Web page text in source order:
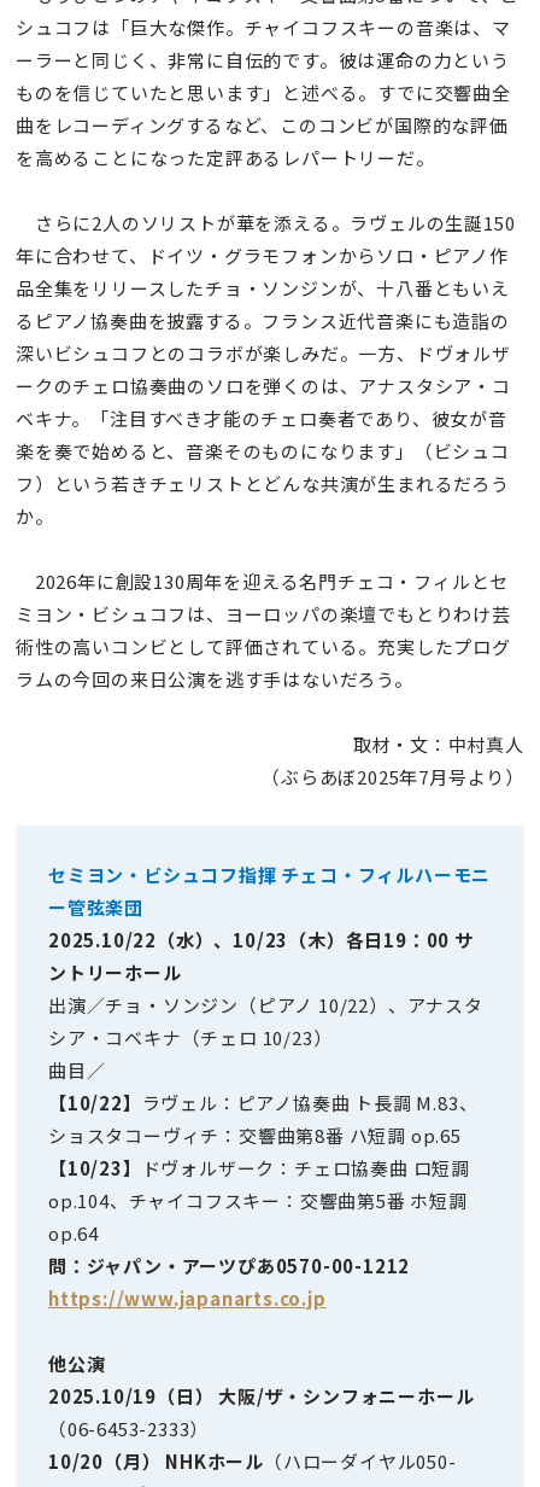
シュコフは「巨大な傑作。チャイコフスキーの音楽は、マ
ーラーと同じく、非常に自伝的です。彼は運命の力という
ものを信じていたと思います」と述べる。すでに交響曲全
曲をレコーディングするなど、このコンビが国際的な評価
を高めることになった定評あるレパートリーだ。
さらに2人のソリストが華を添える。ラヴェルの生誕150
年に合わせて、ドイツ・グラモフォンからソロ・ピアノ作
品全集をリリースしたチョ・ソンジンが、十八番ともいえ
るピアノ協奏曲を披露する。フランス近代音楽にも造詣の
深いビシュコフとのコラボが楽しみだ。一方、ドヴォルザ
ークのチェロ協奏曲のソロを弾くのは、アナスタシア・コ
ベキナ。「注目すべき才能のチェロ奏者であり、彼女が音
楽を奏で始めると、音楽そのものになります」（ビシュコ
フ）という若きチェリストとどんな共演が生まれるだろう
か。
2026年に創設130周年を迎える名門チェコ・フィルとセ
ミヨン・ビシュコフは、ヨーロッパの楽壇でもとりわけ芸
術性の高いコンビとして評価されている。充実したプログ
ラムの今回の来日公演を逃す手はないだろう。
取材・文：中村真人
（ぶらあぼ2025年7月号より）
セミヨン・ビシュコフ指揮 チェコ・フィルハーモニ
ー管弦楽団
2025.10/22（水）、10/23（木）各日19：00 サ
ントリーホール
出演／チョ・ソンジン（ピアノ 10/22）、アナスタ
シア・コベキナ（チェロ 10/23）
曲目／
【10/22】
ラヴェル：ピアノ協奏曲 ト長調 M.83、
ショスタコーヴィチ：交響曲第8番 ハ短調 op.65
【10/23】
ドヴォルザーク：チェロ協奏曲 ロ短調
op.104、チャイコフスキー：交響曲第5番 ホ短調
op.64
問：ジャパン・アーツぴあ0570-00-1212
https://www.japanarts.co.jp
他公演
2025.10/19（日） 大阪/ザ・シンフォニーホール
（06-6453-2333）
10/20（月） NHKホール （ハローダイヤル050-